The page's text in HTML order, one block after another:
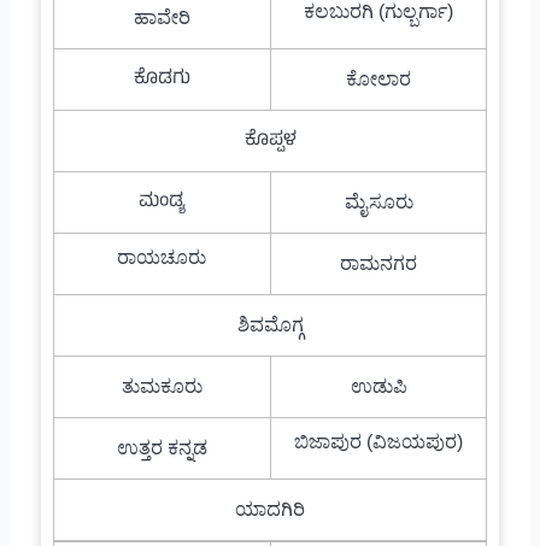
ಹಾವೇರಿ ಕಲಬುರಗಿ (ಗುಲ್ಬರ್ಗಾ)
ಕೊಡಗು ಕೋಲಾರ
ಕೊಪ್ಪಳ
ಮಂಡ್ಯ
ಮೈಸೂರು
ರಾಯಚೂರು ರಾಮನಗರ
ಶಿವಮೊಗ್ಗ
ತುಮಕೂರು ಉಡುಪಿ
ಉತ್ತರ ಕನ್ನಡ ಬಿಜಾಪುರ (ವಿಜಯಪುರ)
ಯಾದಗಿರಿ